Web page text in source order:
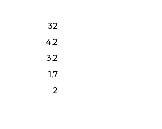
32
4,2
3,2
1,7
2